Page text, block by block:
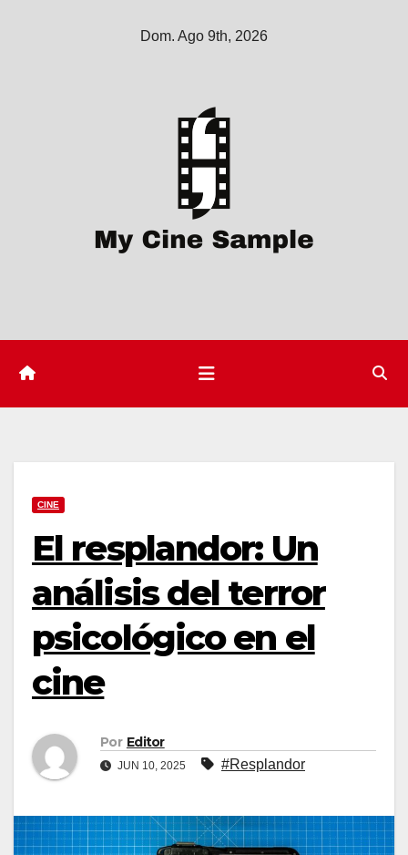
Dom. Ago 9th, 2026
CINE
El resplandor: Un
análisis del terror
psicológico en el
cine
Por Editor
JUN 10, 2025 #Resplandor